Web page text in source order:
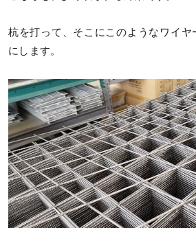
杭を打って、そこにこのようなワイヤ
にします。